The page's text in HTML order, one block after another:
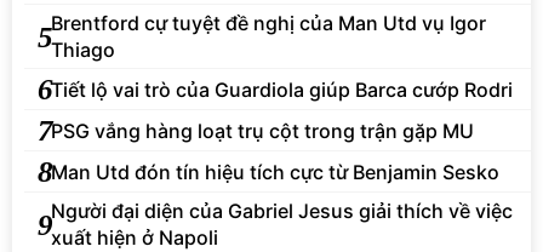
5Brentford cự tuyệt đề nghị của Man Utd vụ Igor
Thiago
6Tiết lộ vai trò của Guardiola giúp Barca cướp Rodri
7PSG vắng hàng loạt trụ cột trong trận gặp MU
8Man Utd đón tín hiệu tích cực từ Benjamin Sesko
9Người đại diện của Gabriel Jesus giải thích về việc
xuất hiện ở Napoli